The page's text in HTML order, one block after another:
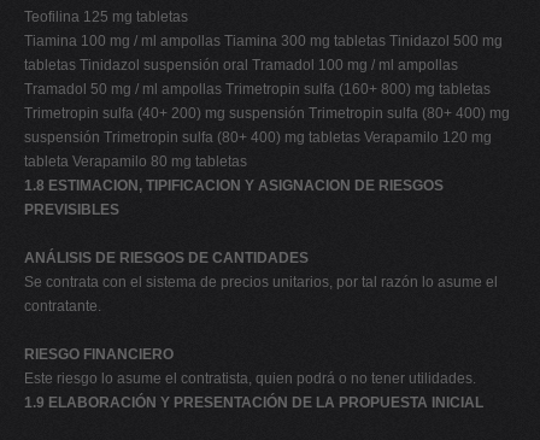
Teofilina 125 mg tabletas
Tiamina 100 mg / ml ampollas Tiamina 300 mg tabletas Tinidazol 500 mg
tabletas Tinidazol suspensión oral Tramadol 100 mg / ml ampollas
Tramadol 50 mg / ml ampollas Trimetropin sulfa (160+ 800) mg tabletas
Trimetropin sulfa (40+ 200) mg suspensión Trimetropin sulfa (80+ 400) mg
suspensión Trimetropin sulfa (80+ 400) mg tabletas Verapamilo 120 mg
tableta Verapamilo 80 mg tabletas
1.8 ESTIMACION, TIPIFICACION Y ASIGNACION DE RIESGOS
PREVISIBLES
ANÁLISIS DE RIESGOS DE CANTIDADES
Se contrata con el sistema de precios unitarios, por tal razón lo asume el
contratante.
RIESGO FINANCIERO
Este riesgo lo asume el contratista, quien podrá o no tener utilidades.
1.9 ELABORACIÓN Y PRESENTACIÓN DE LA PROPUESTA INICIAL